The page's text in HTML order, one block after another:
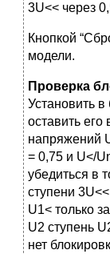
3U<< через
Кнопкой
модели.
Проверка
Установить
оставить
напряжений
= 0,75 и U</
убедиться в
ступени
U1< только
U2 ступень
нет